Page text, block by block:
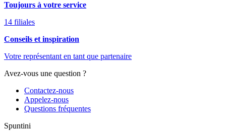
Toujours à votre service
14 filiales
Conseils et inspiration
Votre représentant en tant que partenaire
Avez-vous une question ?
Contactez-nous
Appelez-nous
Questions fréquentes
Spuntini